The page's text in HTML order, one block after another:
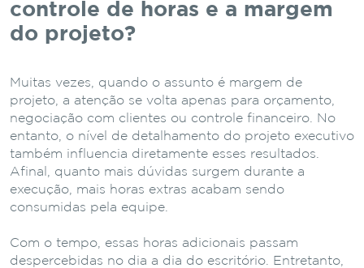
controle de horas e a margem
do projeto?
Muitas vezes, quando o assunto é margem de
projeto, a atenção se volta apenas para orçamento,
negociação com clientes ou controle financeiro. No
entanto, o nível de detalhamento do projeto executivo
também influencia diretamente esses resultados.
Afinal, quanto mais dúvidas surgem durante a
execução, mais horas extras acabam sendo
consumidas pela equipe.
Com o tempo, essas horas adicionais passam
despercebidas no dia a dia do escritório. Entretanto,